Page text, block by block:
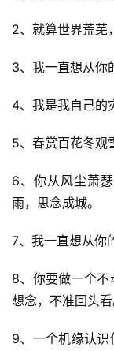
2、就算世界荒芜
3、我一直想从你
4、我是我自己的
5、春赏百花冬观
6、你从风尘萧
雨，思念成城。
7、我一直想从你
8、你要做一个
想念，不准回头看
9、一个机缘认识